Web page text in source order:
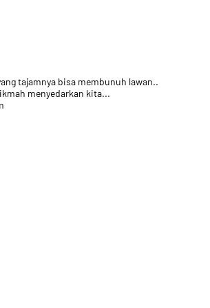
tajamnya bisa membunuh lawan..
menyedarkan kita...